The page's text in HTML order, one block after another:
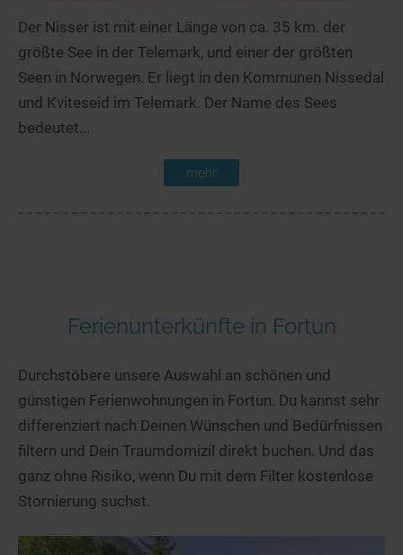
Der Nisser ist mit einer Länge von ca. 35 km. der
größte See in der Telemark, und einer der größten
Seen in Norwegen. Er liegt in den Kommunen Nissedal
und Kviteseid im Telemark. Der Name des Sees
bedeutet...
mehr
Ferienunterkünfte in Fortun
Durchstöbere unsere Auswahl an schönen und
günstigen Ferienwohnungen in Fortun. Du kannst sehr
differenziert nach Deinen Wünschen und Bedürfnissen
filtern und Dein Traumdomizil direkt buchen. Und das
ganz ohne Risiko, wenn Du mit dem Filter kostenlose
Stornierung suchst.